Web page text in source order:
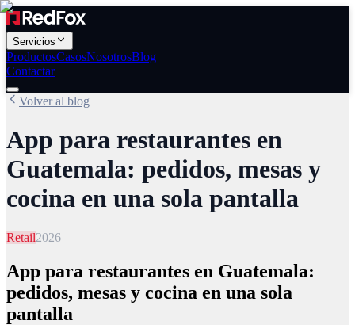
Servicios
ProductosCasosNosotrosBlog
Contactar
Volver al blog
App para restaurantes en
Guatemala: pedidos, mesas y
cocina en una sola pantalla
Retail2026
App para restaurantes en Guatemala:
pedidos, mesas y cocina en una sola
pantalla